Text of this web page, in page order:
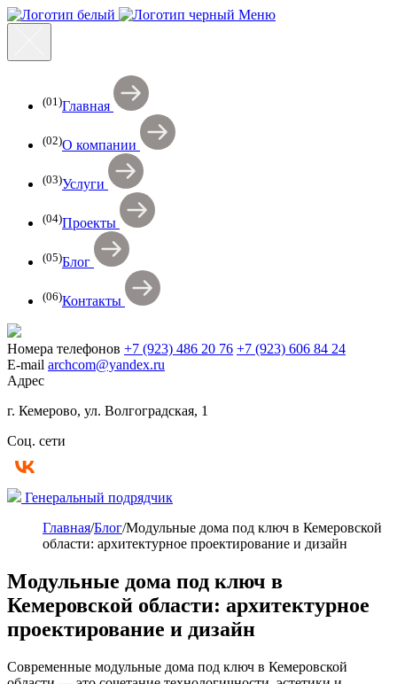
Меню
(01)Главная
(02)О компании
(03)Услуги
(04)Проекты
(05)Блог
(06)Контакты
Номера телефонов +7 (923) 486 20 76 +7 (923) 606 84 24
E-mail archcom@yandex.ru
Адрес
г. Кемерово, ул. Волгоградская, 1
Соц. сети
Генеральный подрядчик
Главная/Блог/Модульные дома под ключ в Кемеровской
области: архитектурное проектирование и дизайн
Модульные дома под ключ в
Кемеровской области: архитектурное
проектирование и дизайн
Современные модульные дома под ключ в Кемеровской